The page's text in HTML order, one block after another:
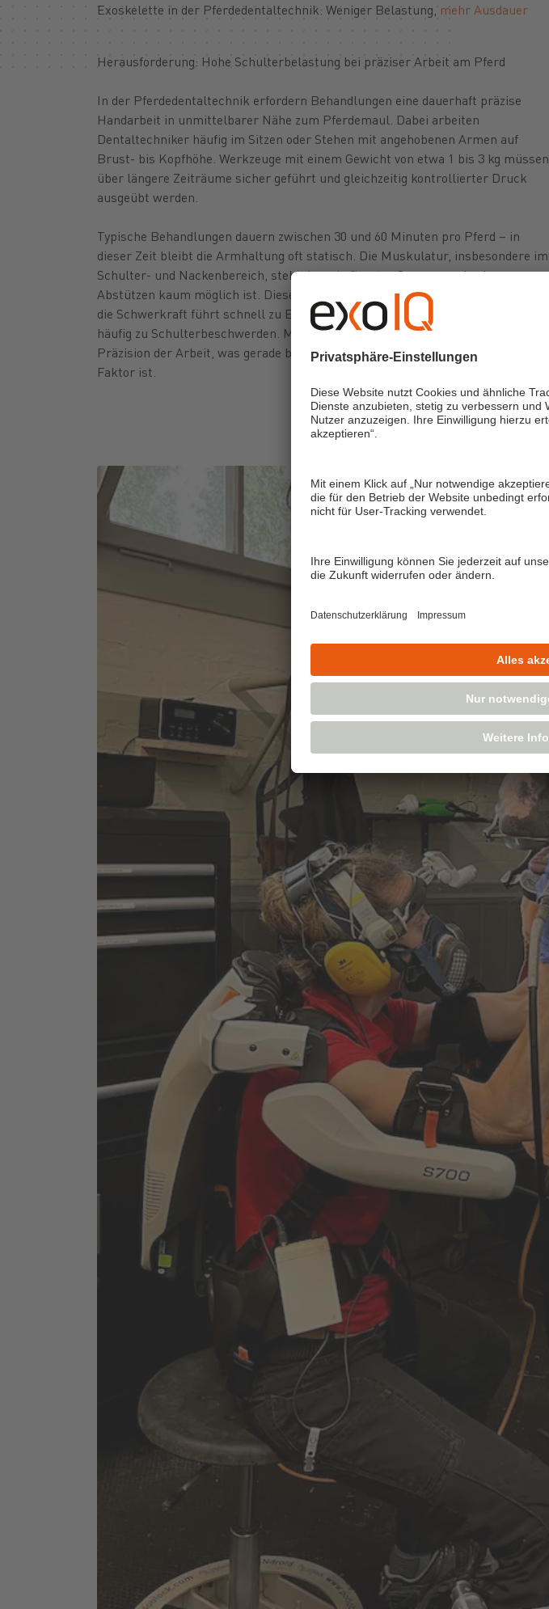
Exoskelette in der Pferdedentaltechnik: Weniger Belastung, mehr Ausdauer
Herausforderung: Hohe Schulterbelastung bei präziser Arbeit am Pferd
In der Pferdedentaltechnik erfordern Behandlungen eine dauerhaft präzise
Handarbeit in unmittelbarer Nähe zum Pferdemaul. Dabei arbeiten
Dentaltechniker häufig im Sitzen oder Stehen mit angehobenen Armen auf
Brust- bis Kopfhöhe. Werkzeuge mit einem Gewicht von etwa 1 bis 3 kg müssen
über längere Zeiträume sicher geführt und gleichzeitig kontrollierter Druck
ausgeübt werden.
Typische Behandlungen dauern zwischen 30 und 60 Minuten pro Pferd – in
dieser Zeit bleibt die Armhaltung oft statisch. Die Muskulatur, insbesondere im
Schulter- und Nackenbereich, steht dauerhaft unter Spannung, da ein
Abstützen kaum möglich ist. Dieses kontinuierliche Halten und Arbeiten gegen
die Schwerkraft führt schnell zu Ermüdung, spürbarem Kraftverlust und
häufig zu Schulterbeschwerden. Mit zunehmender Belastung sinkt zudem die
Präzision der Arbeit, was gerade bei feinmotorischen Eingriffen ein kritischer
Faktor ist.